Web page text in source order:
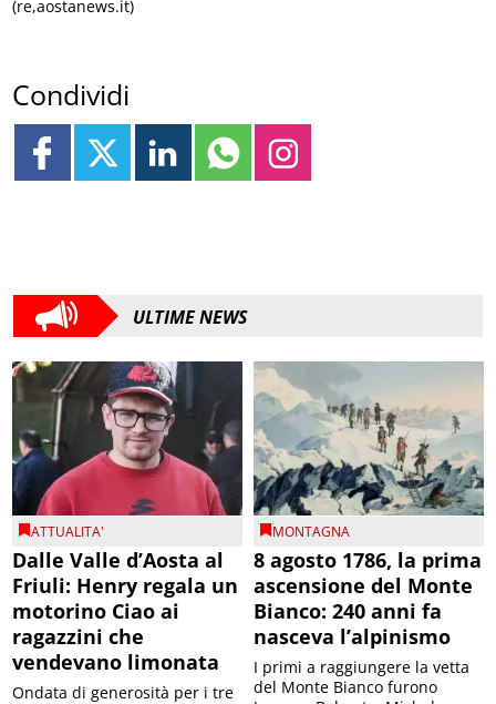
(re,aostanews.it)
Condividi
ULTIME NEWS
ATTUALITA'
Dalle Valle d’Aosta al
Friuli: Henry regala un
motorino Ciao ai
ragazzini che
vendevano limonata
Ondata di generosità per i tre
MONTAGNA
8 agosto 1786, la prima
ascensione del Monte
Bianco: 240 anni fa
nasceva l’alpinismo
I primi a raggiungere la vetta
del Monte Bianco furono